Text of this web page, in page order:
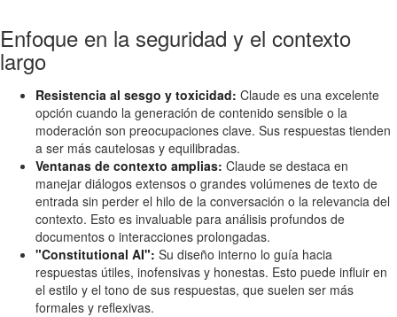
Enfoque en la seguridad y el contexto
largo
Resistencia al sesgo y toxicidad: Claude es una excelente
opción cuando la generación de contenido sensible o la
moderación son preocupaciones clave. Sus respuestas tienden
a ser más cautelosas y equilibradas.
Ventanas de contexto amplias: Claude se destaca en
manejar diálogos extensos o grandes volúmenes de texto de
entrada sin perder el hilo de la conversación o la relevancia del
contexto. Esto es invaluable para análisis profundos de
documentos o interacciones prolongadas.
"Constitutional AI": Su diseño interno lo guía hacia
respuestas útiles, inofensivas y honestas. Esto puede influir en
el estilo y el tono de sus respuestas, que suelen ser más
formales y reflexivas.